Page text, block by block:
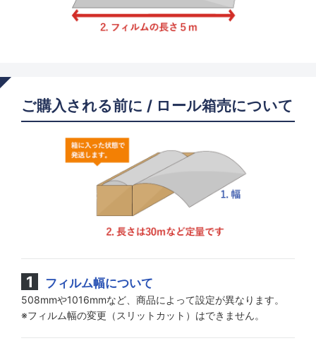
ご購入される前に / ロール箱売について
フィルム幅について
508mmや1016mmなど、商品によって設定が異なります。
※フィルム幅の変更（スリットカット）はできません。